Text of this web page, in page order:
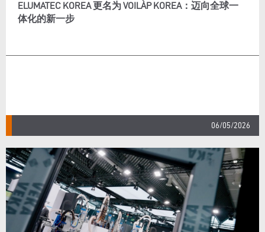
ELUMATEC KOREA 更名为 VOILÀP KOREA：迈向全球一
体化的新一步
06/05/2026